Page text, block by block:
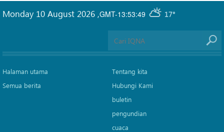
GMT-13:53:49 17°
Monday 10 August 2026 ,
Halaman utama
Semua berita
Tentang kita
Hubungi Kami
buletin
pengundian
cuaca